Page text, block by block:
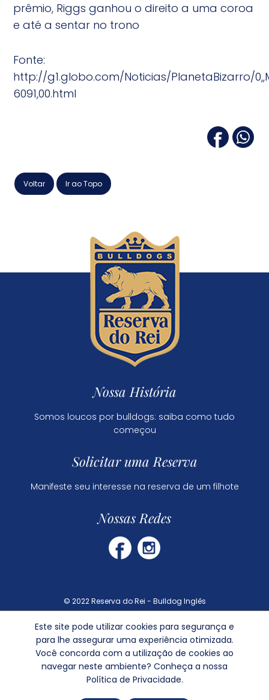
prêmio, Riggs ganhou o direito a uma coroa
e até a sentar no trono
Fonte:
http://g1.globo.com/Noticias/PlanetaBizarro/
6091,00.html
Voltar Ir ao Topo
Nossa História
Somos loucos por bulldogs: saiba como tudo
começou
Solicitar uma Reserva
Manifeste seu interesse na reserva de um filhote
Nossas Redes
© 2022 Reserva do Rei - Bulldog Inglês
Dúvidas Frequentes
Política de Privacidade
Este site pode utilizar cookies para segurança e
para lhe assegurar uma experiência otimizada.
Você concorda com a utilização de cookies ao
navegar neste ambiente? Conheça a nossa
Política de Privacidade.